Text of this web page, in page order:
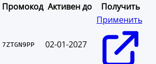
Промокод Активен до Получить
7ZTGN9PP 02-01-2027
Применить